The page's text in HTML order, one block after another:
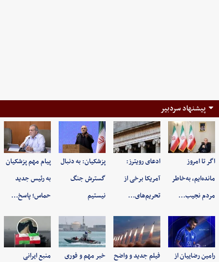
پیشنهاد سردبیر
اگر تا امروز
مانده‌ایم، به‌خاطر
مردم نجیب…
ادعای رویترز:
آمریکا برخی از
تحریم‌های…
پزشکیان: به‌ دنبال
گسترش جنگ
نیستیم
پیام مهم پزشکیان
به رئیس جدید
حماس؛ پاسخ…
رامین رضاییان از
فیلم جدید و واضح
خبر مهم و فوری
منبع ایرانی